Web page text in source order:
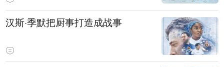
汉斯·季默把厨事打造成战事